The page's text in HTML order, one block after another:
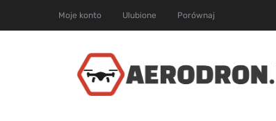
Moje konto Ulubione Porównaj